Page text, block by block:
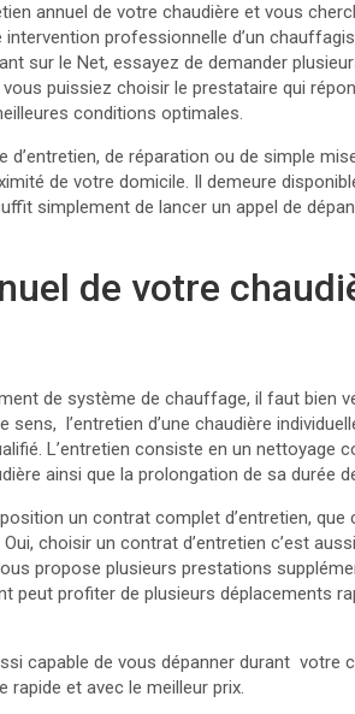
annuel de votre chaudière et vous
professionnelle d’un
sur le Net, essayez de demander
puissiez choisir le prestataire qui
conditions optimales.
d’entretien, de réparation ou de simple
de votre domicile. Il demeure
simplement de lancer un appel de
de votre
de système de chauffage, il faut bien
sens, l’entretien d’une chaudière
L’entretien consiste en un nettoyage
ainsi que la prolongation de sa durée
un contrat complet d’entretien,
choisir un contrat d’entretien c’est
propose plusieurs prestations
peut profiter de plusieurs déplacements
capable de vous dépanner durant votre
rapide et avec le meilleur prix.